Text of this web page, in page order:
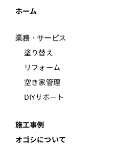
ホーム
業務・サービス
塗り替え
リフォーム
空き家管理
DIYサポート
施工事例
オゴシについて